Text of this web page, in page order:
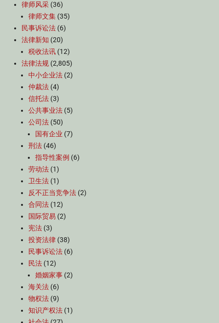
律师风采 (36)
律师文集 (35)
民事诉讼法 (6)
法律新知 (20)
税收法讯 (12)
法律法规 (2,805)
中小企业法 (2)
仲裁法 (4)
信托法 (3)
公共事业法 (5)
公司法 (50)
国有企业 (7)
刑法 (46)
指导性案例 (6)
劳动法 (1)
卫生法 (1)
反不正当竞争法 (2)
合同法 (12)
国际贸易 (2)
宪法 (3)
投资法律 (38)
民事诉讼法 (6)
民法 (12)
婚姻家事 (2)
海关法 (6)
物权法 (9)
知识产权法 (1)